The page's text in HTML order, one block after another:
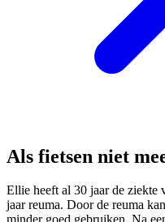
Als fietsen niet
Ellie heeft al 30 jaar de ziekte
jaar reuma. Door de reuma